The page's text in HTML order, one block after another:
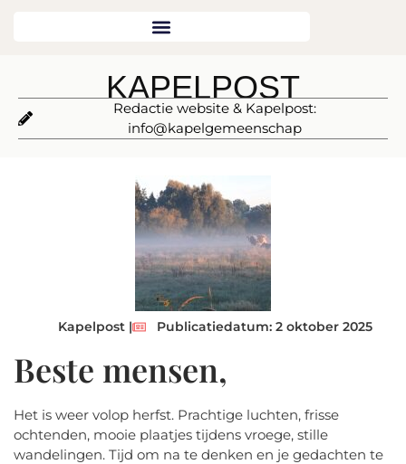
KAPELPOST
Redactie website & Kapelpost:
info@kapelgemeenschap
Kapelpost | Publicatiedatum: 2 oktober 2025
Beste mensen,
Het is weer volop herfst. Prachtige luchten, frisse
ochtenden, mooie plaatjes tijdens vroege, stille
wandelingen. Tijd om na te denken en je gedachten te